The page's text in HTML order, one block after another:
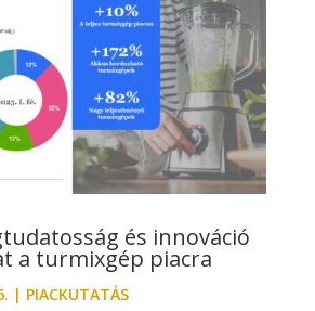
és innováció
a turmixgép piacra
| PIACKUTATÁS